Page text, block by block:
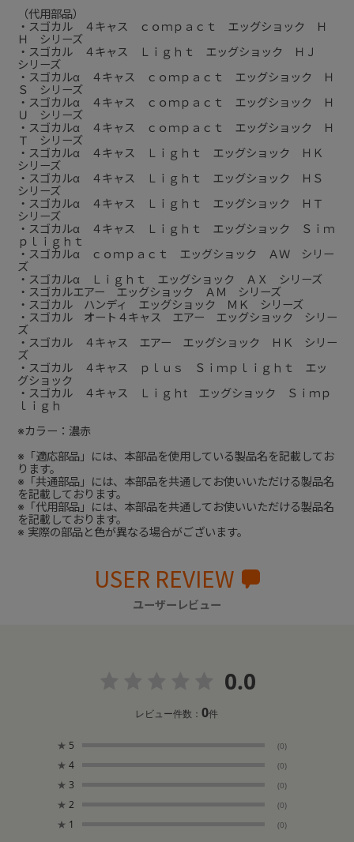
（代用部品）
・スゴカル ４キャス ｃｏｍｐａｃｔ エッグショック Ｈ
Ｈ シリーズ
・スゴカル ４キャス Ｌｉｇｈｔ エッグショック ＨＪ
シリーズ
・スゴカルα ４キャス ｃｏｍｐａｃｔ エッグショック Ｈ
Ｓ シリーズ
・スゴカルα ４キャス ｃｏｍｐａｃｔ エッグショック Ｈ
Ｕ シリーズ
・スゴカルα ４キャス ｃｏｍｐａｃｔ エッグショック Ｈ
Ｔ シリーズ
・スゴカルα ４キャス Ｌｉｇｈｔ エッグショック ＨＫ
シリーズ
・スゴカルα ４キャス Ｌｉｇｈｔ エッグショック ＨＳ
シリーズ
・スゴカルα ４キャス Ｌｉｇｈｔ エッグショック ＨＴ
シリーズ
・スゴカルα ４キャス Ｌｉｇｈｔ エッグショック Ｓｉｍ
ｐｌｉｇｈｔ
・スゴカルα ｃｏｍｐａｃｔ エッグショック ＡＷ シリー
ズ
・スゴカルα Ｌｉｇｈｔ エッグショック ＡＸ シリーズ
・スゴカルエアー エッグショック ＡＭ シリーズ
・スゴカル ハンディ エッグショック ＭＫ シリーズ
・スゴカル オート４キャス エアー エッグショック シリー
ズ
・スゴカル ４キャス エアー エッグショック ＨＫ シリー
ズ
・スゴカル ４キャス ｐｌｕｓ Ｓｉｍｐｌｉｇｈｔ エッ
グショック
・スゴカル ４キャス Ｌｉｇｈt エッグショック Ｓｉｍｐ
ｌｉｇｈ
※カラー：濃赤
※「適応部品」には、本部品を使用している製品名を記載してお
ります。
※「共通部品」には、本部品を共通してお使いいただける製品名
を記載しております。
※「代用部品」には、本部品を共通してお使いいただける製品名
を記載しております。
※ 実際の部品と色が異なる場合がございます。
USER REVIEW
ユーザーレビュー
0.0
レビュー件数：0件
★ 5 (0)
★ 4 (0)
★ 3 (0)
★ 2 (0)
★ 1 (0)